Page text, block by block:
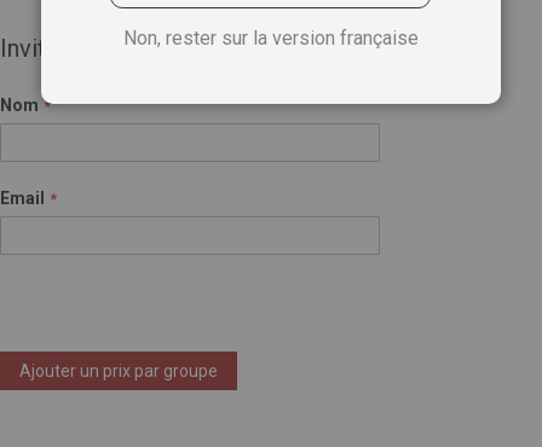
Invité(e)
Nom
Email
Ajouter un prix par groupe
Non, rester sur la version française